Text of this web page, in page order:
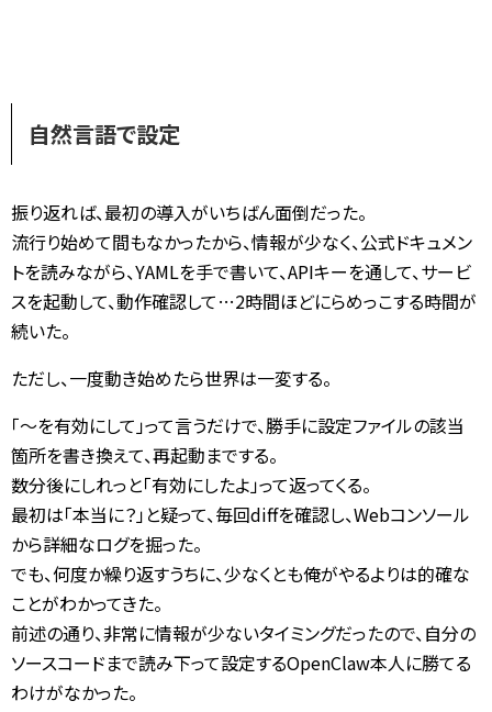
自然言語で設定
振り返れば、最初の導入がいちばん面倒だった。
流行り始めて間もなかったから、情報が少なく、公式ドキュメン
トを読みながら、YAMLを手で書いて、APIキーを通して、サービ
スを起動して、動作確認して…2時間ほどにらめっこする時間が
続いた。
ただし、一度動き始めたら世界は一変する。
「〜を有効にして」って言うだけで、勝手に設定ファイルの該当
箇所を書き換えて、再起動までする。
数分後にしれっと「有効にしたよ」って返ってくる。
最初は「本当に？」と疑って、毎回diffを確認し、Webコンソール
から詳細なログを掘った。
でも、何度か繰り返すうちに、少なくとも俺がやるよりは的確な
ことがわかってきた。
前述の通り、非常に情報が少ないタイミングだったので、自分の
ソースコードまで読み下って設定するOpenClaw本人に勝てる
わけがなかった。